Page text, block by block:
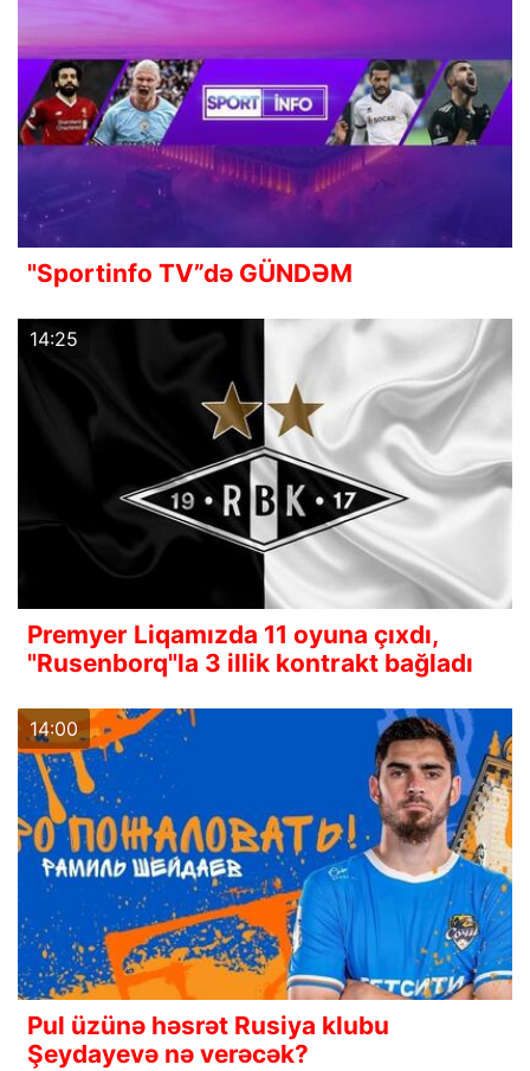
"Sportinfo TV”də GÜNDƏM
14:25
Premyer Liqamızda 11 oyuna çıxdı,
"Rusenborq"la 3 illik kontrakt bağladı
14:00
Pul üzünə həsrət Rusiya klubu
Şeydayevə nə verəcək?